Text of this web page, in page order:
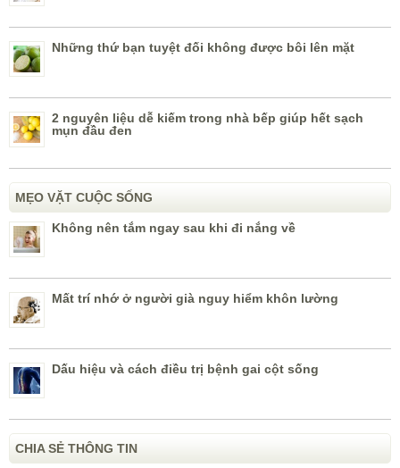
Những thứ bạn tuyệt đối không được bôi lên mặt
2 nguyên liệu dễ kiếm trong nhà bếp giúp hết sạch
mụn đầu đen
MẸO VẶT CUỘC SỐNG
Không nên tắm ngay sau khi đi nắng về
Mất trí nhớ ở người già nguy hiểm khôn lường
Dấu hiệu và cách điều trị bệnh gai cột sống
CHIA SẺ THÔNG TIN